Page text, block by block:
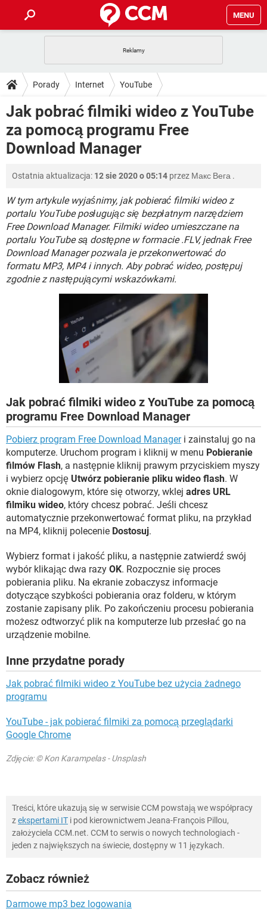
MENU
GRY WHATSAPP
SPOTIFY NETFLIX
INSTAGRAM FACEBOOK
WINDOWS 10
PORADY
PlayStation TIKTOK
GRY WHATSAPP
SPOTIFY
WINDOWS 10
DO POBRANIA
ANDROID TIKTOK
GRY
WINDOWS 10
FORUM
GRY WHATSAPP
SPOTIFY NETFLIX
INSTAGRAM FACEBOOK
WINDOWS 10
GRY WHATSAPP
SPOTIFY NETFLIX
INSTAGRAM FACEBOOK
WINDOWS 10
Porady Internet YouTube
Jak pobrać filmiki wideo z YouTube
za pomocą programu Free
Download Manager
Ostatnia aktualizacja: 12 sie 2020 o 05:14 przez Макс Вега .
W tym artykule wyjaśnimy, jak pobierać filmiki wideo z
portalu YouTube posługując się bezpłatnym narzędziem
Free Download Manager. Filmiki wideo umieszczane na
portalu YouTube są dostępne w formacie .FLV, jednak Free
Download Manager pozwala je przekonwertować do
formatu MP3, MP4 i innych. Aby pobrać wideo, postępuj
zgodnie z następującymi wskazówkami.
Jak pobrać filmiki wideo z YouTube za pomocą
programu Free Download Manager
Pobierz program Free Download Manageri zainstaluj go na
komputerze. Uruchom program i kliknij w menu Pobieranie
filmów Flash, a następnie kliknij prawym przyciskiem myszy
i wybierz opcję Utwórz pobieranie pliku wideo flash. W
oknie dialogowym, które się otworzy, wklej adres URL
filmiku wideo, który chcesz pobrać. Jeśli chcesz
automatycznie przekonwertować format pliku, na przykład
na MP4, kliknij polecenie Dostosuj.
Wybierz format i jakość pliku, a następnie zatwierdź swój
wybór klikając dwa razy OK. Rozpocznie się proces
pobierania pliku. Na ekranie zobaczysz informacje
dotyczące szybkości pobierania oraz folderu, w którym
zostanie zapisany plik. Po zakończeniu procesu pobierania
możesz odtworzyć plik na komputerze lub przesłać go na
urządzenie mobilne.
Inne przydatne porady
Jak pobrać filmiki wideo z YouTube bez użycia żadnego
programu
YouTube - jak pobierać filmiki za pomocą przeglądarki
Google Chrome
Zdjęcie: © Kon Karampelas - Unsplash
Treści, które ukazują się w serwisie CCM powstają we współpracy
zekspertami IT i pod kierownictwem Jeana-François Pillou,
założyciela CCM.net. CCM to serwis o nowych technologiach -
jeden z największych na świecie, dostępny w 11 językach.
Zobacz również
Darmowe mp3 bez logowania